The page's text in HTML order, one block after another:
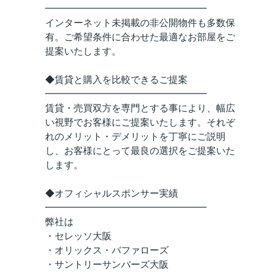
━━━━━━━━━━━━━━━━━
インターネット未掲載の非公開物件も多数保
有。ご希望条件に合わせた最適なお部屋をご
提案いたします。
◆賃貸と購入を比較できるご提案
━━━━━━━━━━━━━━━━━
賃貸・売買双方を専門とする事により、幅広
い視野でお客様にご提案いたします。それぞ
れのメリット・デメリットを丁寧にご説明
し、お客様にとって最良の選択をご提案いた
します。
◆オフィシャルスポンサー実績
━━━━━━━━━━━━━━━━━
弊社は
・セレッソ大阪
・オリックス・バファローズ
・サントリーサンバーズ大阪